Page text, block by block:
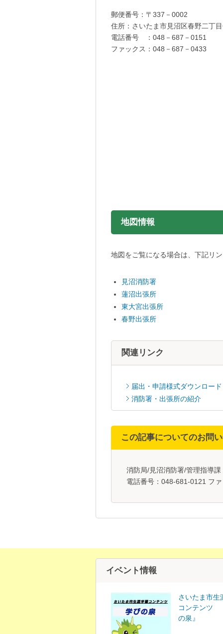
郵便番号：〒337－0002
住所：さいたま市見沼区春野二丁
電話番号 ：048－687－0151
ファックス：048－687－0433
地図情報
地図をご覧になる場合は、下記リ
見沼消防署
蓮沼出張所
東大宮出張所
春野出張所
関連リンク
届出・申請様式ダウンロード
消防署・出張所の紹介
この記事についてのお問
消防局/見沼消防署/管理指導
電話番号：048-681-0121 フ
イベント情報
さいたま市生
コンテンツ
の泉』